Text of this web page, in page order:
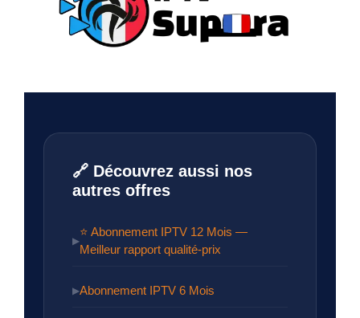
🔗 Découvrez aussi nos
autres offres
▶
⭐ Abonnement IPTV 12 Mois —
Meilleur rapport qualité-prix
▶Abonnement IPTV 6 Mois